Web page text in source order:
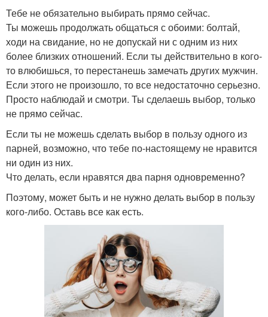
Тебе не обязательно выбирать прямо сейчас.
Ты можешь продолжать общаться с обоими: болтай,
ходи на свидание, но не допускай ни с одним из них
более близких отношений. Если ты действительно в кого-
то влюбишься, то перестанешь замечать других мужчин.
Если этого не произошло, то все недостаточно серьезно.
Просто наблюдай и смотри. Ты сделаешь выбор, только
не прямо сейчас.
Если ты не можешь сделать выбор в пользу одного из
парней, возможно, что тебе по-настоящему не нравится
ни один из них.
Что делать, если нравятся два парня одновременно?
Поэтому, может быть и не нужно делать выбор в пользу
кого-либо. Оставь все как есть.